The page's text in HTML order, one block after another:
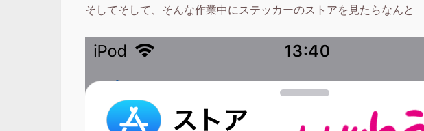
そしてそして、そんな作業中にステッカーのストアを見たらなんと